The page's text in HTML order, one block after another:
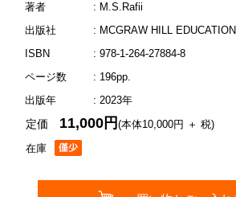
著者
: M.S.Rafii
出版社
: MCGRAW HILL EDUCATION
ISBN
: 978-1-264-27884-8
ページ数
: 196pp.
出版年
: 2023年
在庫
定価 11,000円(本体10,000円 ＋ 税)